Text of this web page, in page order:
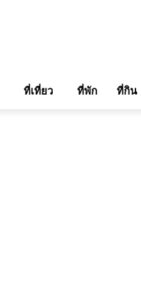
ที่เที่ยว ที่พัก ที่กิน